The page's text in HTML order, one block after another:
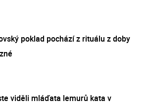
poklad pochází z rituálu z doby
viděli mláďata lemurů kata v